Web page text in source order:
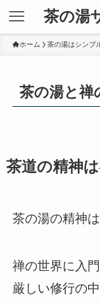
茶の湯
ホーム 茶の湯はシンプ
茶の湯と禅
茶道の精神
茶の湯の精神
禅の世界に入
厳しい修行の